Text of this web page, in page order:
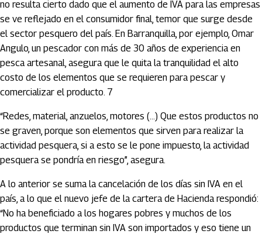
no resulta cierto dado que el aumento de IVA para las empresas
se ve reflejado en el consumidor final, temor que surge desde
el sector pesquero del país. En Barranquilla, por ejemplo, Omar
Angulo, un pescador con más de 30 años de experiencia en
pesca artesanal, asegura que le quita la tranquilidad el alto
costo de los elementos que se requieren para pescar y
comercializar el producto. 7
“Redes, material, anzuelos, motores (…) Que estos productos no
se graven, porque son elementos que sirven para realizar la
actividad pesquera, si a esto se le pone impuesto, la actividad
pesquera se pondría en riesgo”, asegura.
A lo anterior se suma la cancelación de los días sin IVA en el
país, a lo que el nuevo jefe de la cartera de Hacienda respondió:
“No ha beneficiado a los hogares pobres y muchos de los
productos que terminan sin IVA son importados y eso tiene un